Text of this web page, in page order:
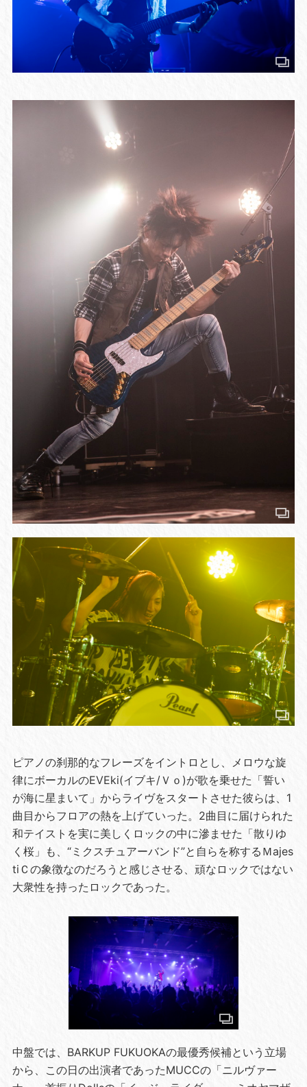
ピアノの刹那的なフレーズをイントロとし、メロウな旋
律にボーカルのEVEki(イブキ/Ｖｏ)が歌を乗せた「誓い
が海に星まいて」からライヴをスタートさせた彼らは、1
曲目からフロアの熱を上げていった。2曲目に届けられた
和テイストを実に美しくロックの中に滲ませた「散りゆ
く桜」も、“ミクスチュアーバンド”と自らを称するＭajes
tiＣの象徴なのだろうと感じさせる、頑なロックではない
大衆性を持ったロックであった。
中盤では、BARKUP FUKUOKAの最優秀候補という立場
から、この日の出演者であったMUCCの「ニルヴァー